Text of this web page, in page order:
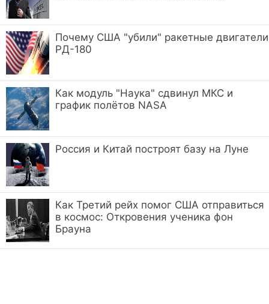
Почему США "убили" ракетные двигатели
РД-180
Как модуль "Наука" сдвинул МКС и
график полётов NASA
Россия и Китай построят базу на Луне
Как Третий рейх помог США отправиться
в космос: Откровения ученика фон
Брауна